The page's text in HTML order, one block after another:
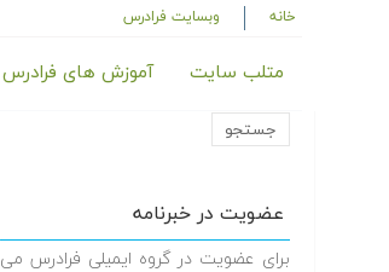
خانه وبسایت فرادرس
متلب سایت آموزش های فرادرس
عضویت در خبرنامه
برای عضویت در گروه ایمیلی فرادرس می